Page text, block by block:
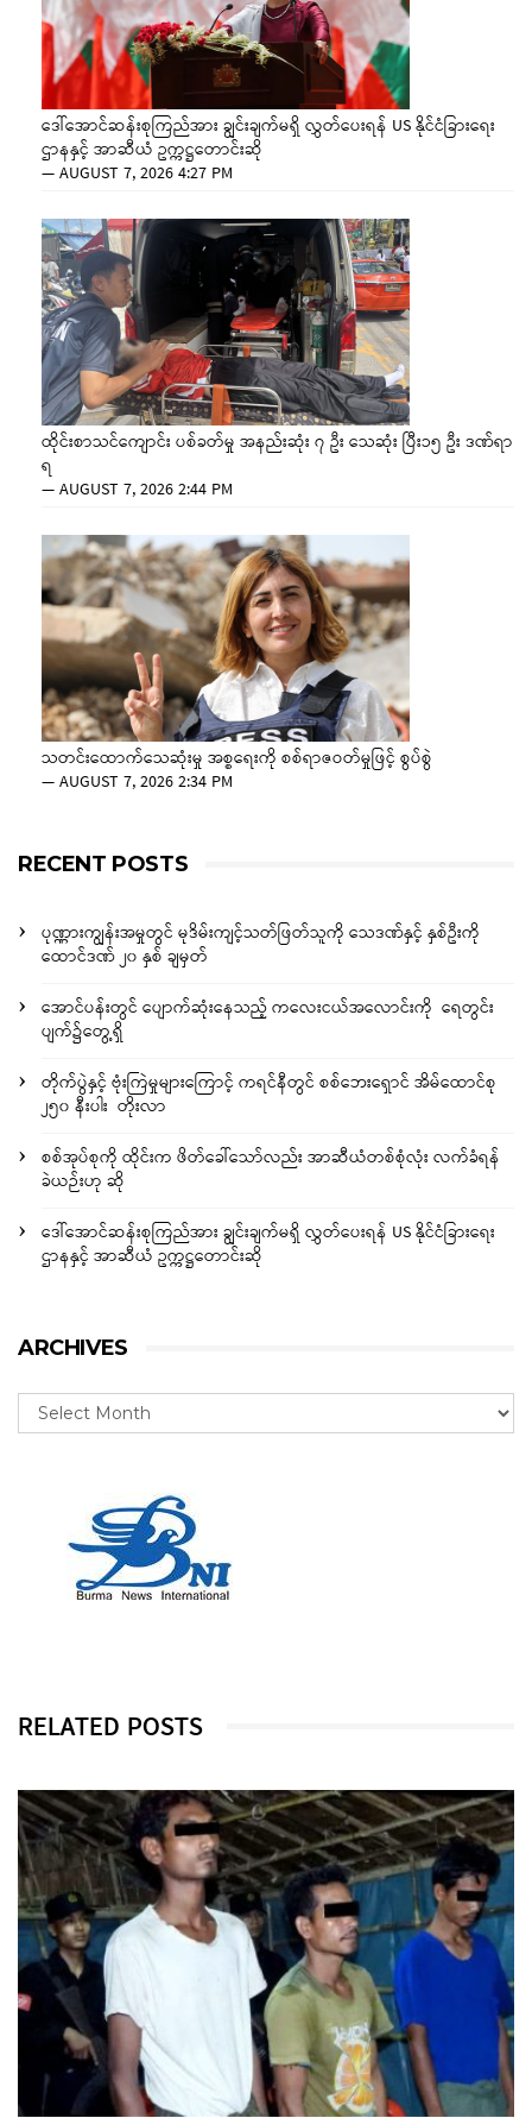
ဒေါ်အောင်ဆန်းစုကြည်အား ချွင်းချက်မရှိ လွှတ်ပေးရန် US နိုင်ငံခြားရေး
ဌာနနှင့် အာဆီယံ ဥက္ကဋ္ဌတောင်းဆို
—AUGUST 7, 2026 4:27 PM
ထိုင်းစာသင်ကျောင်း ပစ်ခတ်မှု အနည်းဆုံး ၇ ဦး သေဆုံး ပြီး၁၅ ဦး ဒဏ်ရာ
ရ
—AUGUST 7, 2026 2:44 PM
သတင်းထောက်သေဆုံးမှု အစ္စရေးကို စစ်ရာဇဝတ်မှုဖြင့် စွပ်စွဲ
—AUGUST 7, 2026 2:34 PM
RECENT POSTS
ပုဏ္ဏားကျွန်းအမှုတွင် မုဒိမ်းကျင့်သတ်ဖြတ်သူကို သေဒဏ်နှင့် နှစ်ဦးကို
ထောင်ဒဏ် ၂၀ နှစ် ချမှတ်
အောင်ပန်းတွင် ပျောက်ဆုံးနေသည့် ကလေးငယ်အလောင်းကို ရေတွင်း
ပျက်၌တွေ့ရှိ
တိုက်ပွဲနှင့် ဗုံးကြဲမှုများကြောင့် ကရင်နီတွင် စစ်ဘေးရှောင် အိမ်ထောင်စု
၂၅၀ နီးပါး တိုးလာ
စစ်အုပ်စုကို ထိုင်းက ဖိတ်ခေါ်သော်လည်း အာဆီယံတစ်စုံလုံး လက်ခံရန်
ခဲယဉ်းဟု ဆို
ဒေါ်အောင်ဆန်းစုကြည်အား ချွင်းချက်မရှိ လွှတ်ပေးရန် US နိုင်ငံခြားရေး
ဌာနနှင့် အာဆီယံ ဥက္ကဋ္ဌတောင်းဆို
ARCHIVES
RELATED POSTS